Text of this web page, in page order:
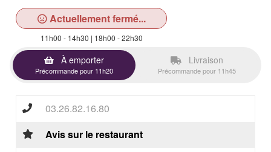
Actuellement fermé...
11h00 - 14h30 | 18h00 - 22h30
À emporter
Précommande pour 11h20
Livraison
Précommande pour 11h45
03.26.82.16.80
Avis sur le restaurant